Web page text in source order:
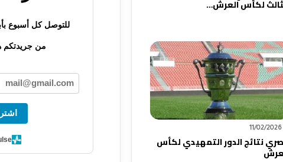
لكأس العرش…
11/02/2026
نتائج الدور التمهيدي لكأس
للتوصل كل أسبوع
من جريدتكم